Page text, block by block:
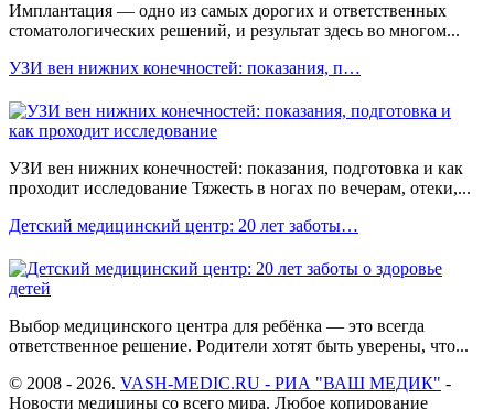
Имплантация — одно из самых дорогих и ответственных
стоматологических решений, и результат здесь во многом...
УЗИ вен нижних конечностей: показания, п…
УЗИ вен нижних конечностей: показания, подготовка и как
проходит исследование Тяжесть в ногах по вечерам, отеки,...
Детский медицинский центр: 20 лет заботы…
Выбор медицинского центра для ребёнка — это всегда
ответственное решение. Родители хотят быть уверены, что...
© 2008 - 2026. VASH-MEDIC.RU - РИА "ВАШ МЕДИК" -
Новости медицины со всего мира. Любое копирование